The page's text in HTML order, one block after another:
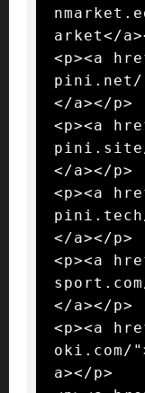
arket</
<p><a
pini.net/
</a></p>
<p><a
pini.site/
</a></p>
<p><a
</a></p>
<p><a
</a></p>
<p><a
oki.com/
a></p>